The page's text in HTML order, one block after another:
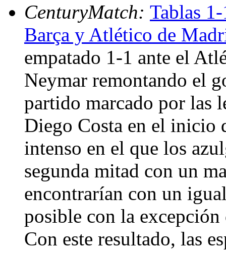
CenturyMatch: Tablas
Barça y Atlético de
empatado 1-1 ante el
Neymar remontando el
partido marcado por las
Diego Costa en el inicio
intenso en el que los
segunda mitad con un
encontrarían con un
posible con la
Con este resultado, las